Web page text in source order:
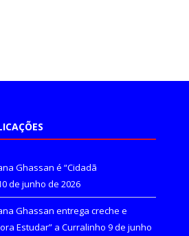
Ghassan é “Cidadã
de junho de 2026
Ghassan entrega creche e
Estudar” a Curralinho 9 de junho